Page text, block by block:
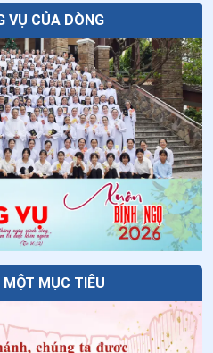
VỤ CỦA DÒNG
MỤC TIÊU